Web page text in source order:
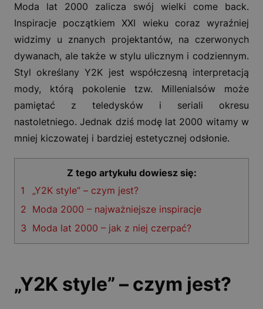
Moda lat 2000 zalicza swój wielki come back.
Inspiracje początkiem XXI wieku coraz wyraźniej
widzimy u znanych projektantów, na czerwonych
dywanach, ale także w stylu ulicznym i codziennym.
Styl określany Y2K jest współczesną interpretacją
mody, którą pokolenie tzw. Millenialsów może
pamiętać z teledysków i seriali okresu
nastoletniego. Jednak dziś modę lat 2000 witamy w
mniej kiczowatej i bardziej estetycznej odsłonie.
Z tego artykułu dowiesz się:
1
„Y2K style” – czym jest?
2 Moda 2000 – najważniejsze inspiracje
3 Moda lat 2000 – jak z niej czerpać?
„Y2K style” – czym jest?